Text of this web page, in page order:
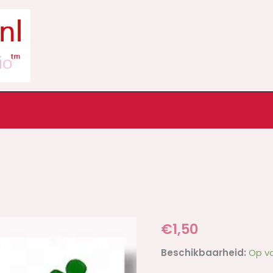
€1,50
Beschikbaarheid: Op
Kaart
kat-